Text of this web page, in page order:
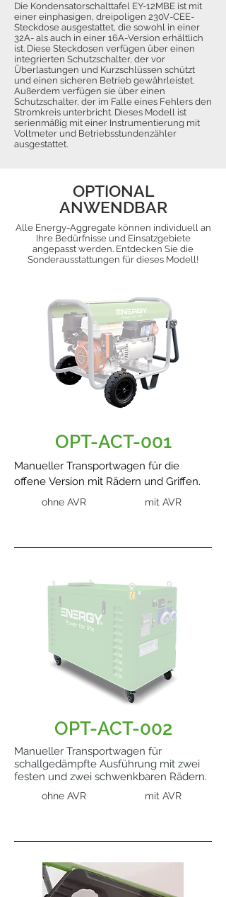
Die Kondensatorschalttafel EY-12MBE ist mit
einer einphasigen, dreipoligen 230V-CEE-
Steckdose ausgestattet, die sowohl in einer
32A- als auch in einer 16A-Version erhältlich
ist. Diese Steckdosen verfügen über einen
integrierten Schutzschalter, der vor
Überlastungen und Kurzschlüssen schützt
und einen sicheren Betrieb gewährleistet.
Außerdem verfügen sie über einen
Schutzschalter, der im Falle eines Fehlers den
Stromkreis unterbricht. Dieses Modell ist
serienmäßig mit einer Instrumentierung mit
Voltmeter und Betriebsstundenzähler
ausgestattet.
OPTIONAL
ANWENDBAR
Alle Energy-Aggregate können individuell an
Ihre Bedürfnisse und Einsatzgebiete
angepasst werden. Entdecken Sie die
Sonderausstattungen für dieses Modell!
OPT-ACT-001
Manueller Transportwagen für die
offene Version mit Rädern und Griffen.
ohne AVR mit AVR
OPT-ACT-002
Manueller Transportwagen für
schallgedämpfte Ausführung mit zwei
festen und zwei schwenkbaren Rädern.
ohne AVR mit AVR